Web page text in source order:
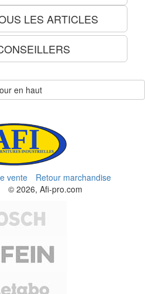
LES ARTICLES
en haut
vente
Retour marchandise
© 2026, Afi-pro.com